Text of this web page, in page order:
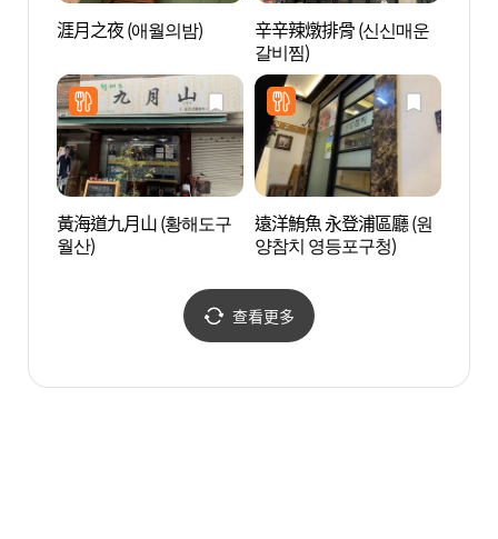
涯月之夜 (애월의밤)
辛辛辣燉排骨 (신신매운
갈비찜)
黃海道九月山 (황해도구
월산)
遠洋鮪魚 永登浦區廳 (원
양참치 영등포구청)
查看更多